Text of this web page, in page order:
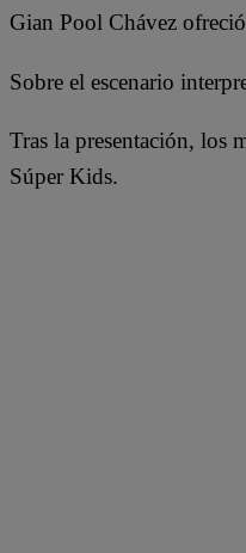
Gian Pool Chávez
Sobre el escenario
Tras la presentación, los
Súper Kids.